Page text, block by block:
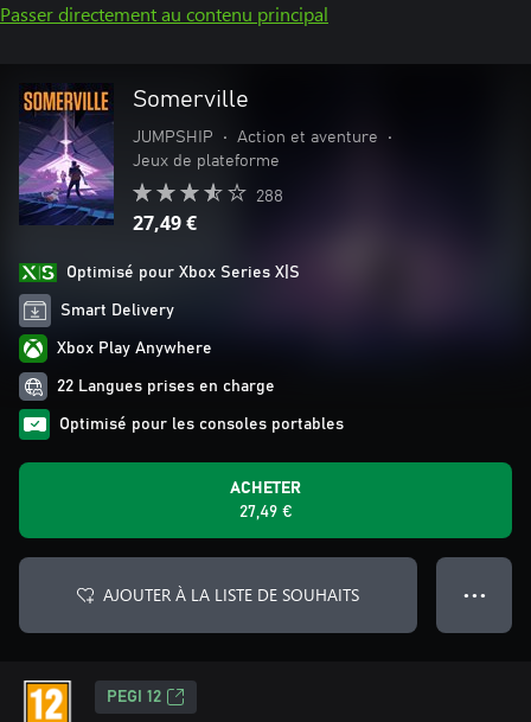
Passer directement au contenu principal
Somerville
JUMPSHIP • Action et aventure
•
Jeux de plateforme
288
27,49 €
Optimisé pour Xbox Series X|S
Smart Delivery
Xbox Play Anywhere
22 Langues prises en charge
Optimisé pour les consoles portables
ACHETER
27,49 €
AJOUTER À LA LISTE DE SOUHAITS ● ● ●
PEGI 12